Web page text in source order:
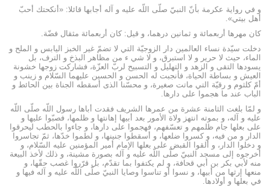
و في رواية عكرمة بأنّ النبيّ صلّى اللّه عليه و آله أجابها قائلا: «أنكحتك أحبّ
أهل بيتي».
كان مهرها أربعمائة و ثمانين درهما، و قيل: كان أربعمائة مثقال فضّة.
دخلت سيّدة نساء العالمين دار الزوجيّة التي لا تضمّ غير الخبز اليابس و الملح و
الماء، حيث لا حرير و لا استبرق، و لا شي ء من مظاهر البذخ و الترف، بل
يسودها التقى و الزهد و التهليل و التسبيح لربّ العزّة، فشاركت زوجها خشونة
العيش و بساطة الحياة، فأنجبت له الحسن و الحسين عليهما السّلام و زينب و
أمّ كلثوم و رقيّة التي ماتت صغيرة، و محسّنا الذى أسقطه الجناة بين الحائط و
الباب عند ما هجموا على دارها.
و لمّا بلغت الثامنة عشرة من عمرها الشريف فقدت أباها رسول اللّه صلّى اللّه
عليه و آله، و بموته انتهز ولاة الأمور بعد أبيها إهانتها و ظلمها، فصبّوا عليها و
على بعلها جام ظلمهم و تعسّفهم، فهجموا على دارها، و جاءوا بالحطب ليحرقوا
الدار و من فيه، و كسروا ضلعها، و أسقطوا جنينها، و لطموا خدّها، ثمّ تجاسروا
و دخلوا الدار، و ألقوا القبض على بعلها الإمام أمير المؤمنين عليه السّلام، و
أخرجوه إلى مسجد النبيّ صلّى اللّه عليه و آله بصورة مشينة، و ذلك لأخذ البيعة
منه لأبي بكر بن أبي قحافة، و لم يكتفوا بما تقدّم، بل قرّروا غصب حقّها، و
منعها إرثها من أبيها، و نسوا أو تناسوا وصايا النبيّ صلّى اللّه عليه و آله فيها و
في بعلها و أولادها.